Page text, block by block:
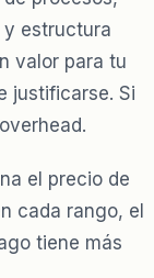
estructura
valor para tu
justificarse. Si
el precio de
cada rango, el
tiene más